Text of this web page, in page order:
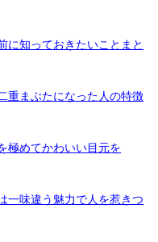
に知っておきたいことまと
重まぶたになった人の特徴
極めてかわいい目元を
一味違う魅力で人を惹きつ